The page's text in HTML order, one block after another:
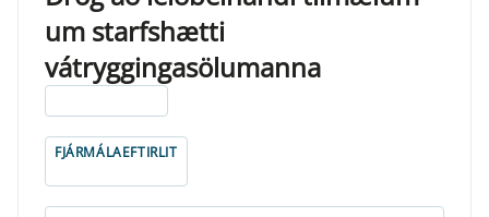
um starfshætti
vátryggingasölumanna
FJÁRMÁLAEFTIRLIT